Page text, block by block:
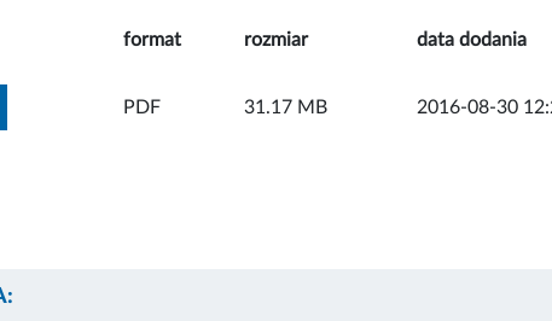
format rozmiar data dodania
ZAŁĄCZNIK
PDF 31.17 MB 2016-08-30